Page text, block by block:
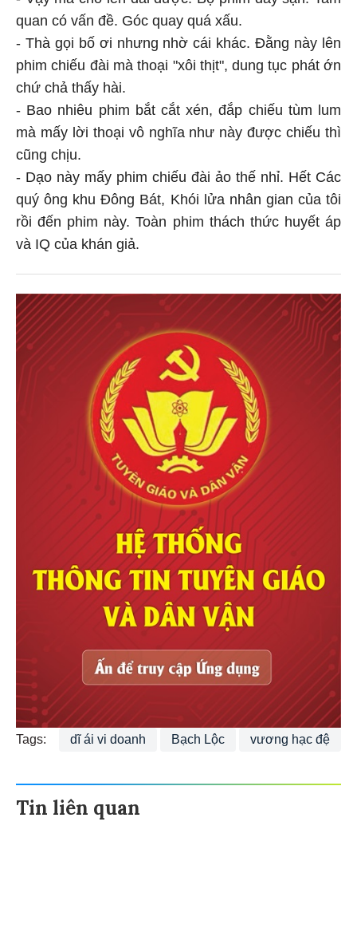
quan có vấn đề. Góc quay quá xấu.
- Thà gọi bố ơi nhưng nhờ cái khác. Đằng này lên
phim chiếu đài mà thoại "xôi thịt", dung tục phát ớn
chứ chả thấy hài.
- Bao nhiêu phim bắt cắt xén, đắp chiếu tùm lum
mà mấy lời thoại vô nghĩa như này được chiếu thì
cũng chịu.
- Dạo này mấy phim chiếu đài ảo thế nhỉ. Hết Các
quý ông khu Đông Bát, Khói lửa nhân gian của tôi
rồi đến phim này. Toàn phim thách thức huyết áp
và IQ của khán giả.
Tags: dĩ ái vi doanh Bạch Lộc vương hạc đệ
Tin liên quan